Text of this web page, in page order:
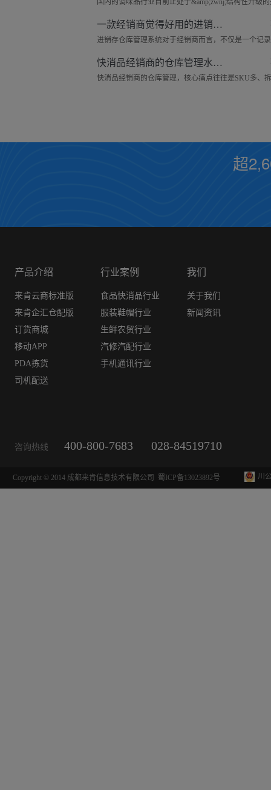
一款经销商觉得好用的进销存仓库系统——来肯云商
快消品经销商的仓库管理水平，可以从哪些细节去提升？
超
产品介绍
来肯云商标准版
来肯企汇仓配版
订货商城
移动APP
PDA拣货
司机配送
行业案例
食品快消品行业
服装鞋帽行业
生鲜农贸行业
汽修汽配行业
手机通讯行业
我们
关于我们
新闻资讯
咨询热线 400-800-7683 028-84519710
Copyright © 2014 成都来肯信息技术有限公司 蜀ICP备13023892号 川